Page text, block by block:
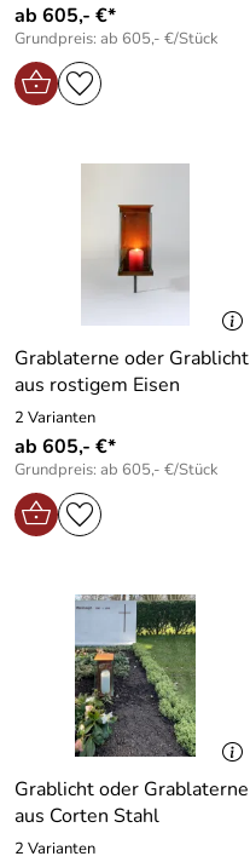
ab 605,- €*
Grundpreis: ab 605,- €/Stück
Grablaterne oder Grablicht
aus rostigem Eisen
2 Varianten
ab 605,- €*
Grundpreis: ab 605,- €/Stück
Grablicht oder Grablaterne
aus Corten Stahl
2 Varianten